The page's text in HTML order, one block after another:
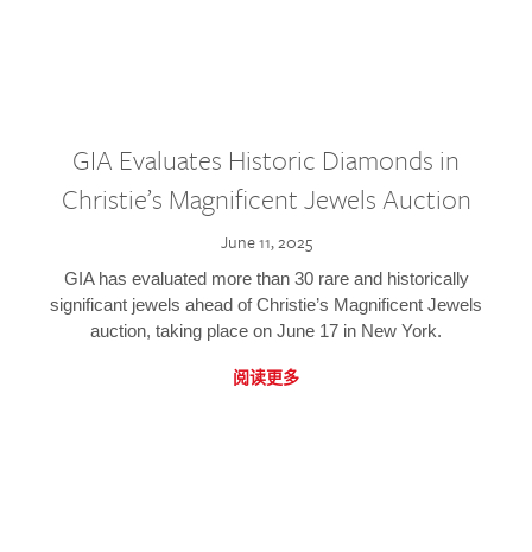
GIA Evaluates Historic Diamonds in
Christie’s Magnificent Jewels Auction
June 11, 2025
GIA has evaluated more than 30 rare and historically
significant jewels ahead of Christie’s Magnificent Jewels
auction, taking place on June 17 in New York.
阅读更多